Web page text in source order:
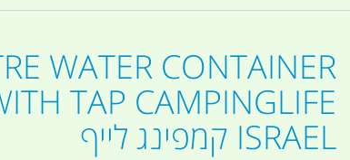
WATER CONTAINER
TAP CAMPINGLIFE
ISRAEL קמפינג לייף